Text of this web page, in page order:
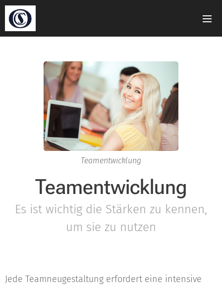
Teamentwicklung
Teamentwicklung
Es ist wichtig die Stärken zu kennen,
um sie zu nutzen
Jede Teamneugestaltung erfordert eine intensive